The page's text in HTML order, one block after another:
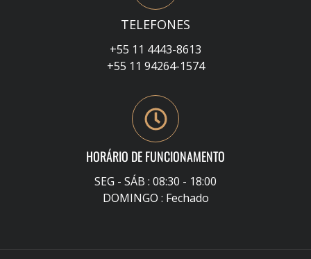
TELEFONES
+55 11 4443-8613
+55 11 94264-1574
HORÁRIO DE FUNCIONAMENTO
SEG - SÁB : 08:30 - 18:00
DOMINGO : Fechado